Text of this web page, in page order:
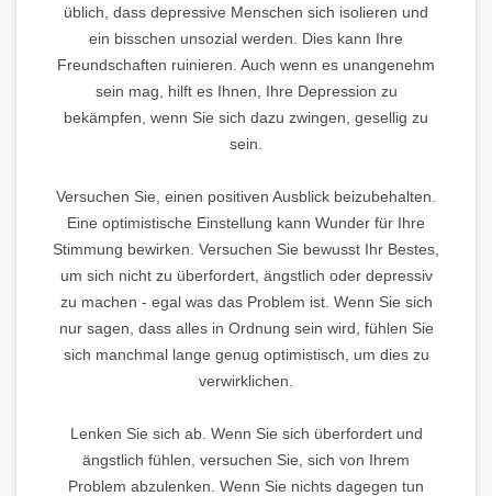
üblich, dass depressive Menschen sich isolieren und
ein bisschen unsozial werden. Dies kann Ihre
Freundschaften ruinieren. Auch wenn es unangenehm
sein mag, hilft es Ihnen, Ihre Depression zu
bekämpfen, wenn Sie sich dazu zwingen, gesellig zu
sein.
Versuchen Sie, einen positiven Ausblick beizubehalten.
Eine optimistische Einstellung kann Wunder für Ihre
Stimmung bewirken. Versuchen Sie bewusst Ihr Bestes,
um sich nicht zu überfordert, ängstlich oder depressiv
zu machen - egal was das Problem ist. Wenn Sie sich
nur sagen, dass alles in Ordnung sein wird, fühlen Sie
sich manchmal lange genug optimistisch, um dies zu
verwirklichen.
Lenken Sie sich ab. Wenn Sie sich überfordert und
ängstlich fühlen, versuchen Sie, sich von Ihrem
Problem abzulenken. Wenn Sie nichts dagegen tun